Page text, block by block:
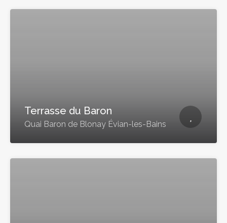
Terrasse du Baron
Quai Baron de Blonay Évian-les-Bains